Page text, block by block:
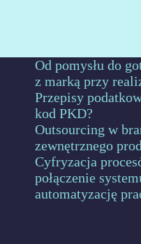
Od pomysłu do
z marką przy
Przepisy
kod PKD?
Outsourcing w
zewnętrznego
Cyfryzacja
połączenie
automatyzację